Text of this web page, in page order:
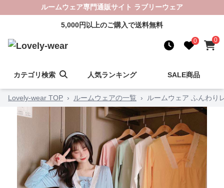
ルームウェア専門通販サイト ラブリーウェア
5,000円以上のご購入で送料無料
0 0
カテゴリ検索 人気ランキング SALE商品
Lovely-wear TOP › ルームウェアの一覧 › ルームウェア ふんわり